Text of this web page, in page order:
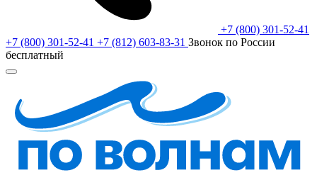
+7 (800) 301-52-41
+7 (800) 301-52-41 +7 (812) 603-83-31 Звонок по России
бесплатный